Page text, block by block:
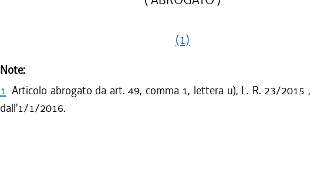
(1)
Note:
1 Articolo abrogato da art. 49, comma 1, lettera u), L. R. 23/2015 ,
dall'1/1/2016.